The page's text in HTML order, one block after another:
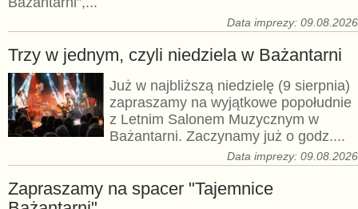
Data imprezy: 09.08.2026
Trzy w jednym, czyli niedziela w Bażantarni
Już w najbliższą niedzielę (9 sierpnia)
zapraszamy na wyjątkowe popołudnie
z Letnim Salonem Muzycznym w
Bażantarni. Zaczynamy już o godz....
Data imprezy: 09.08.2026
Zapraszamy na spacer "Tajemnice